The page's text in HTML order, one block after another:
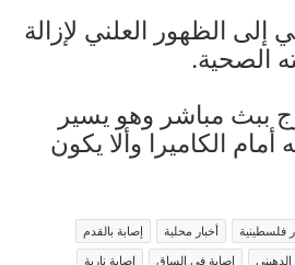
إلى الظهور العلني لإزالة
الصحية.
ببث مباشر وهو يسير
الكاميرا وألا يكون
فلسطينية أخبار محلية
إصابة بالقدم
إصابة في الساق
إصابة نارية